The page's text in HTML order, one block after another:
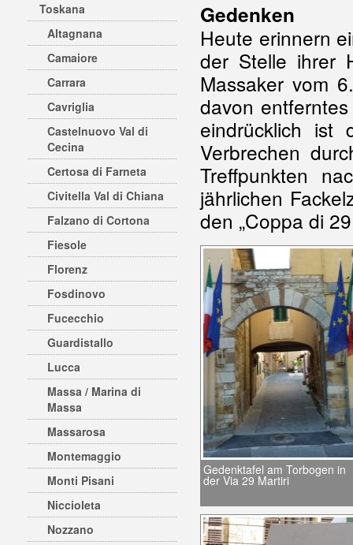
Toskana
Altagnana
Camaiore
Carrara
Cavriglia
Castelnuovo Val di
Cecina
Certosa di Farneta
Civitella Val di Chiana
Falzano di Cortona
Fiesole
Florenz
Fosdinovo
Fucecchio
Guardistallo
Lucca
Massa / Marina di
Massa
Massarosa
Montemaggio
Monti Pisani
Niccioleta
Nozzano
Gedenken
Heute erinnern
der Stelle ihrer
Massaker vom
davon
eindrücklich ist
Verbrechen
Treffpunkten
jährlichen
den „Coppa di
Gedenktafel am Torbogen in
der Via 29 Martiri